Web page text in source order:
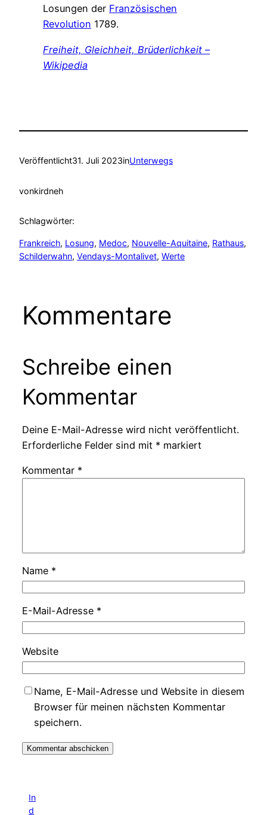
Losungen der Französischen
Revolution 1789.
Freiheit, Gleichheit, Brüderlichkeit –
Wikipedia
Veröffentlicht31. Juli 2023inUnterwegs
vonkirdneh
Schlagwörter:
Frankreich, Losung, Medoc, Nouvelle-Aquitaine, Rathaus
Schilderwahn, Vendays-Montalivet, Werte
Kommentare
Schreibe einen
Kommentar
Deine E-Mail-Adresse wird nicht veröffentlicht.
Erforderliche Felder sind mit * markiert
Kommentar *
Name *
E-Mail-Adresse *
Website
Name, E-Mail-Adresse und Website in diesem
Browser für meinen nächsten Kommentar
speichern.
In
d